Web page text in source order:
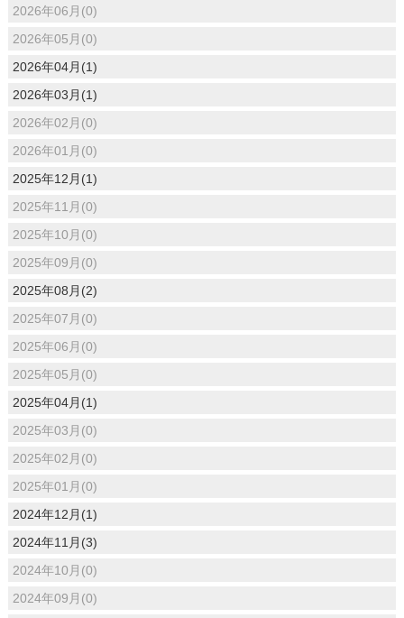
2026年06月(0)
2026年05月(0)
2026年04月(1)
2026年03月(1)
2026年02月(0)
2026年01月(0)
2025年12月(1)
2025年11月(0)
2025年10月(0)
2025年09月(0)
2025年08月(2)
2025年07月(0)
2025年06月(0)
2025年05月(0)
2025年04月(1)
2025年03月(0)
2025年02月(0)
2025年01月(0)
2024年12月(1)
2024年11月(3)
2024年10月(0)
2024年09月(0)